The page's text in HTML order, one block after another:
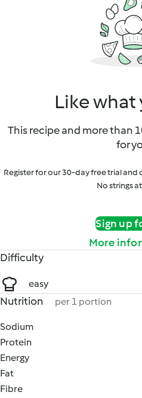
Like what
This recipe and more than
for
Register for our 30-day free trial
No strings
Sign up
More
Difficulty
easy
Nutrition per 1 portion
Sodium
Protein
Energy
Fat
Fibre